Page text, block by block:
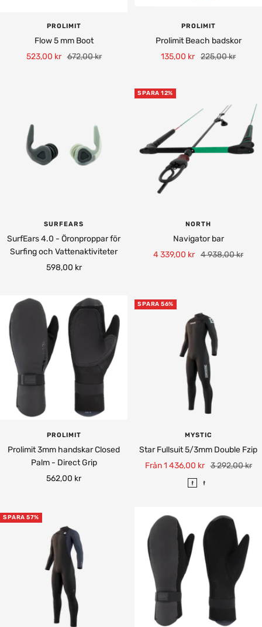
PROLIMIT
Flow 5 mm Boot
Rea-
523,00 kr Pris
672,00 kr
PROLIMIT
Prolimit Beach badskor
Rea-
135,00 kr Pris
225,00 kr
SURFEARS
SurfEars 4.0 - Öronproppar för
Surfing och Vattenaktiviteter
Rea-
598,00 kr
SPARA 12%
NORTH
Navigator bar
Rea-
4 339,00 kr Pris
4 938,00 kr
PROLIMIT
Prolimit 3mm handskar Closed
Palm - Direct Grip
Rea-
562,00 kr
SPARA 56%
MYSTIC
Star Fullsuit 5/3mm Double Fzip
Rea-
Från 1 436,00 kr Pris
3 292,00 kr
B
k
N
h
B
SPARA 57%